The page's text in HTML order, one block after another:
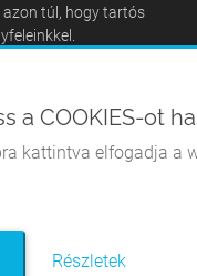
túl, hogy tartós
a COOKIES-ot
kattintva elfogadja
Részletek